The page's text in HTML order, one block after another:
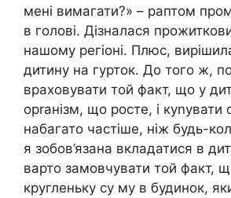
мені вимагати?» – раптом
в голові. Дізналася
нашому регіоні. Плюс,
дитину на гурток. До того ж,
враховувати той факт, що у
орrанізм, що росте, і куnувати
набагато частіше, ніж будь-
я зобов’язана вкладатися в
варто замовчувати той факт,
кругленьку су му в будинок,